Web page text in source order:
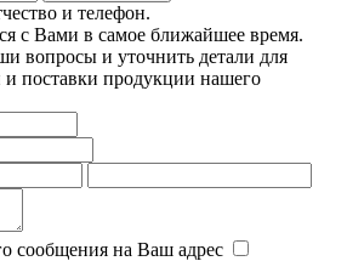
и телефон.
с Вами в самое ближайшее время.
вопросы и уточнить детали для
и поставки продукции нашего
сообщения на Ваш адрес